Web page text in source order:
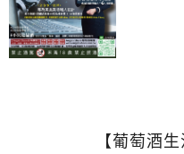
【葡萄酒